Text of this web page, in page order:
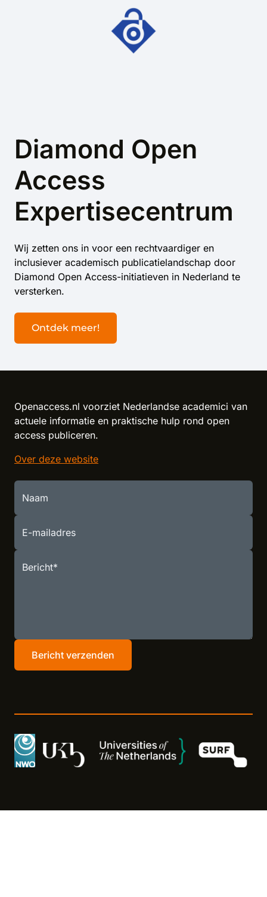
Diamond Open
Access
Expertisecentrum
Wij zetten ons in voor een rechtvaardiger en
inclusiever academisch publicatielandschap door
Diamond Open Access-initiatieven in Nederland te
versterken.
Ontdek meer!
Openaccess.nl voorziet Nederlandse academici van
actuele informatie en praktische hulp rond open
access publiceren.
Over deze website
Naam
E-mailadres
Bericht